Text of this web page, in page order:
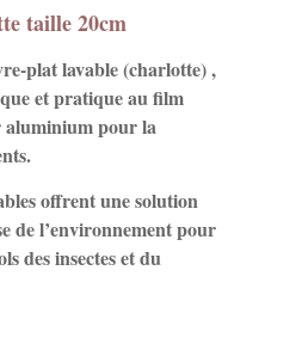
taille 20cm
plat lavable (charlotte) ,
et pratique au film
aluminium pour la
offrent une solution
de l’environnement pour
des insectes et du